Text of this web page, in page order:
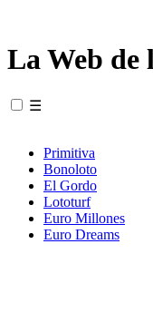
La Web
☰
Primitiva
Bonoloto
El Gordo
Lototurf
Euro Millones
Euro Dreams